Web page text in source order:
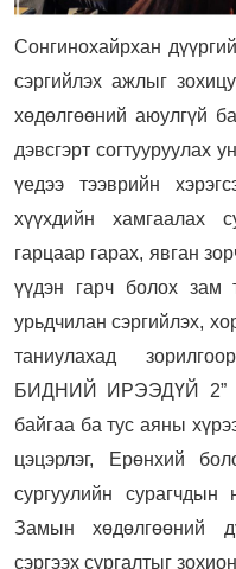
Сонгинохайрхан
сэргийлэх ажлыг
хөдөлгөөний аюулгүй
дэвсгэрт согтууруулах
үедээ тээврийн
хүүхдийн хамгаалах
гарцаар гарах, явган
үүдэн гарч болох зам
урьдчилан сэргийлэх,
таниулахад
БИДНИЙ ИРЭЭДҮЙ 2” 2
байгаа ба тус аяны
цэцэрлэг, Ерөнхий
сургуулийн сурагчдын
Замын хөдөлгөөний
сэргээх сургалтыг